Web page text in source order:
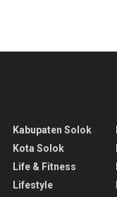
Kabupaten Solok
Kota Solok
Life & Fitness
Lifestyle